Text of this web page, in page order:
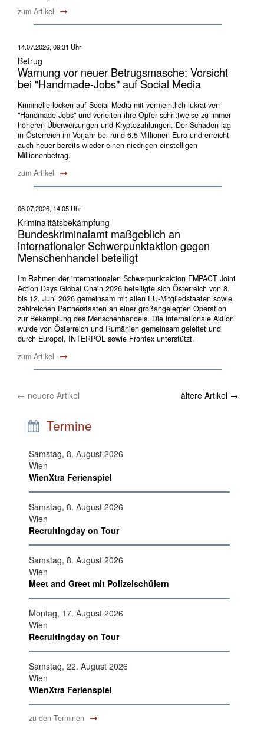
zum Artikel
14.07.2026, 09:31 Uhr
Betrug
Warnung vor neuer Betrugsmasche: Vorsicht
bei "Handmade-Jobs" auf Social Media
Kriminelle locken auf Social Media mit vermeintlich lukrativen
"Handmade-Jobs" und verleiten ihre Opfer schrittweise zu immer
höheren Überweisungen und Kryptozahlungen. Der Schaden lag
in Österreich im Vorjahr bei rund 6,5 Millionen Euro und erreicht
auch heuer bereits wieder einen niedrigen einstelligen
Millionenbetrag.
zum Artikel
06.07.2026, 14:05 Uhr
Kriminalitätsbekämpfung
Bundeskriminalamt maßgeblich an
internationaler Schwerpunktaktion gegen
Menschenhandel beteiligt
Im Rahmen der internationalen Schwerpunktaktion EMPACT Joint
Action Days Global Chain 2026 beteiligte sich Österreich von 8.
bis 12. Juni 2026 gemeinsam mit allen EU-Mitgliedstaaten sowie
zahlreichen Partnerstaaten an einer großangelegten Operation
zur Bekämpfung des Menschenhandels. Die internationale Aktion
wurde von Österreich und Rumänien gemeinsam geleitet und
durch Europol, INTERPOL sowie Frontex unterstützt.
zum Artikel
← neuere Artikel ältere Artikel →
Termine
Samstag, 8. August 2026
Wien
WienXtra Ferienspiel
Samstag, 8. August 2026
Wien
Recruitingday on Tour
Samstag, 8. August 2026
Wien
Meet and Greet mit Polizeischülern
Montag, 17. August 2026
Wien
Recruitingday on Tour
Samstag, 22. August 2026
Wien
WienXtra Ferienspiel
zu den Terminen